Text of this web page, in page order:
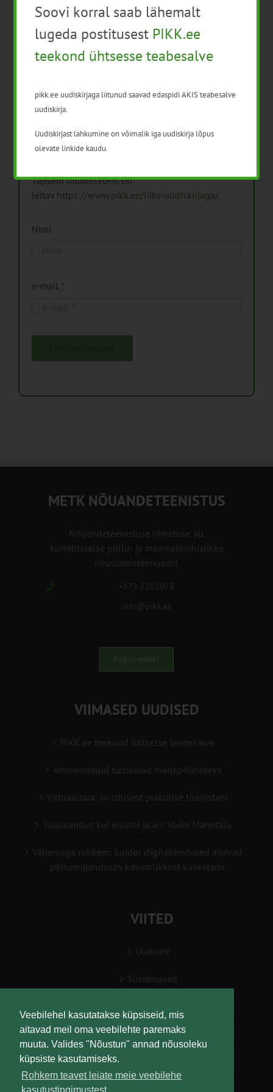
Veebilehel kasutatakse küpsiseid, mis
aitavad meil oma veebilehte paremaks
muuta. Valides "Nõustun" annad nõusoleku
küpsiste kasutamiseks.
Rohkem teavet leiate meie veebilehe
Pikk.ee uudiskirjaga liitumine.
Isikuandmeid töötleme vastavalt
Isikuandmete
Täpsem liitumisvorm on
leitav https://www.pikk.ee/liitu-uudiskirjaga/
Nimi
e-mail *
METK NÕUANDETEENISTUS
Nõuandeteenistuse nimetuse alt
korraldatalse põllu- ja maamajanduslikke
nõustamisteenuseid.
+372 5201078
info@pikk.ee
Kirjuta meile!
VIIMASED UUDISED
PIKK.ee teekond ühtsesse teabesalve
Ammendatud turbaalad marjapõldudeks
Virtuaaltara: unistusest praktilise tööriistani
Turuaiandus kui elustiil ja äri: Väike Mahetalu
Vähemaga rohkem: kuidas digilahendused aitavad
põllumajanduses kasumlikkust kasvatada
VIITED
Uudised
Sündmused
Teabesalv
Liitu uudiskirjaga
Soovi korral saab lähemalt
lugeda postitusest PIKK.ee
teekond ühtsesse teabesalve
pikk.ee uudiskirjaga liitunud saavad edaspidi AKIS teabesalve
uudiskirja.
Uudiskirjast lahkumine on võimalik iga uudiskirja lõpus
olevate linkide kaudu.